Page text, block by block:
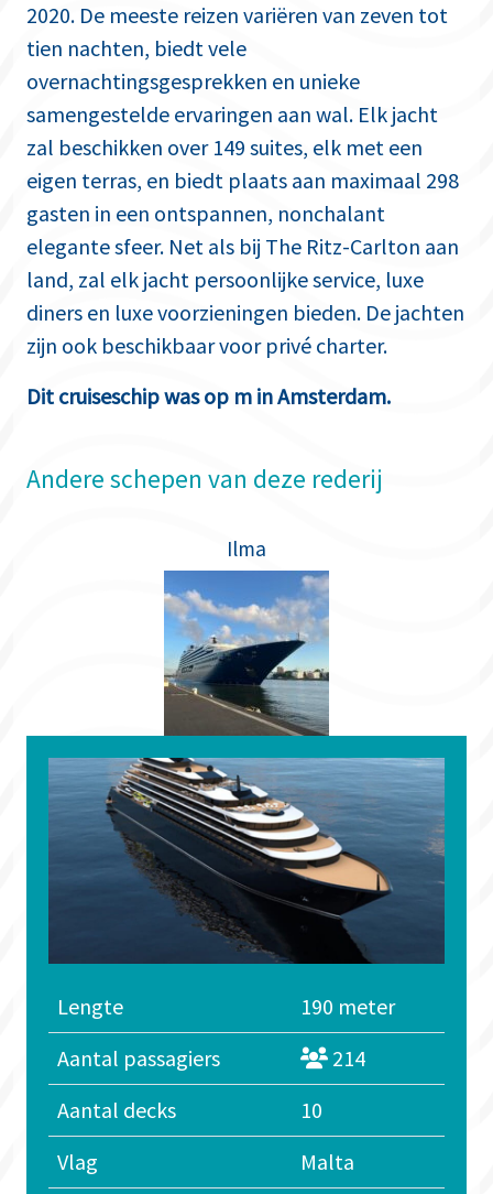
2020. De meeste reizen variëren van zeven tot
tien nachten, biedt vele
overnachtingsgesprekken en unieke
samengestelde ervaringen aan wal. Elk jacht
zal beschikken over 149 suites, elk met een
eigen terras, en biedt plaats aan maximaal 298
gasten in een ontspannen, nonchalant
elegante sfeer. Net als bij The Ritz-Carlton aan
land, zal elk jacht persoonlijke service, luxe
diners en luxe voorzieningen bieden. De jachten
zijn ook beschikbaar voor privé charter.
Dit cruiseschip was op m in Amsterdam.
Andere schepen van deze rederij
Ilma
Lengte
190 meter
Aantal passagiers
214
Aantal decks
10
Vlag
Malta